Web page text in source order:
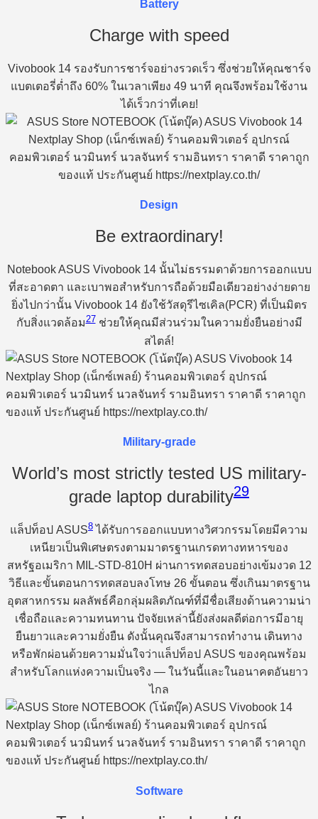
Battery
Charge with speed
Vivobook 14 รองรับการชาร์จอย่างรวดเร็ว ซึ่งช่วยให้คุณชาร์จ
แบตเตอรี่ต่ำถึง 60% ในเวลาเพียง 49 นาที คุณจึงพร้อมใช้งาน
ได้เร็วกว่าที่เคย!
Design
Be extraordinary!
Notebook ASUS Vivobook 14 นั้นไม่ธรรมดาด้วยการออกแบบ
ที่สะอาดตา และเบาพอสำหรับการถือด้วยมือเดียวอย่างง่ายดาย
ยิ่งไปกว่านั้น Vivobook 14 ยังใช้วัสดุรีไซเคิล(PCR) ที่เป็นมิตร
กับสิ่งแวดล้อม27ช่วยให้คุณมีส่วนร่วมในความยั่งยืนอย่างมี
สไตล์!
Military-grade
World’s most strictly tested US military-
grade laptop durability29
แล็ปท็อป ASUS8 ได้รับการออกแบบทางวิศวกรรมโดยมีความ
เหนียวเป็นพิเศษตรงตามมาตรฐานเกรดทางทหารของ
สหรัฐอเมริกา MIL-STD-810H ผ่านการทดสอบอย่างเข้มงวด 12
วิธีและขั้นตอนการทดสอบลงโทษ 26 ขั้นตอน ซึ่งเกินมาตรฐาน
อุตสาหกรรม ผลลัพธ์คือกลุ่มผลิตภัณฑ์ที่มีชื่อเสียงด้านความน่า
เชื่อถือและความทนทาน ปัจจัยเหล่านี้ยังส่งผลดีต่อการมีอายุ
ยืนยาวและความยั่งยืน ดังนั้นคุณจึงสามารถทำงาน เดินทาง
หรือพักผ่อนด้วยความมั่นใจว่าแล็ปท็อป ASUS ของคุณพร้อม
สำหรับโลกแห่งความเป็นจริง — ในวันนี้และในอนาคตอันยาว
ไกล
Software